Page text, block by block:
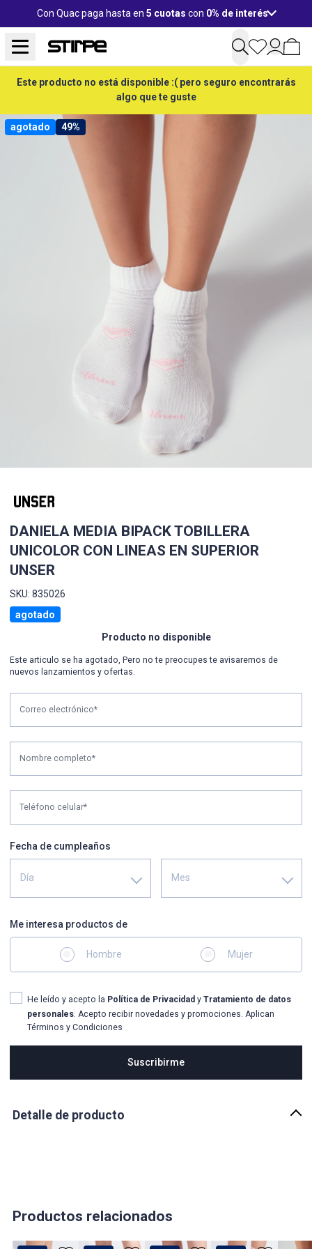
Con Quac paga hasta en 5 cuotas con 0% de interés
Este producto no está disponible :( pero seguro encontrarás
algo que te guste
agotado 49%
DANIELA MEDIA BIPACK TOBILLERA
UNICOLOR CON LINEAS EN SUPERIOR
UNSER
SKU: 835026
agotado
Producto no disponible
Este articulo se ha agotado, Pero no te preocupes te avisaremos de
nuevos lanzamientos y ofertas.
Correo electrónico*
Nombre completo*
Teléfono celular*
Fecha de cumpleaños
Día Mes
Me interesa productos de
Hombre Mujer
He leído y acepto la Política de Privacidad y Tratamiento de datos
personales. Acepto recibir novedades y promociones. Aplican
Términos y Condiciones
Suscribirme
Detalle de producto
prenda esencial.
El secreto está en su alma: un 70% de Algodón Peinado de
Productos relacionados